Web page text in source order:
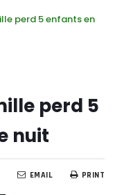
perd 5 enfants en
perd 5
nuit
PRINT
EMAIL